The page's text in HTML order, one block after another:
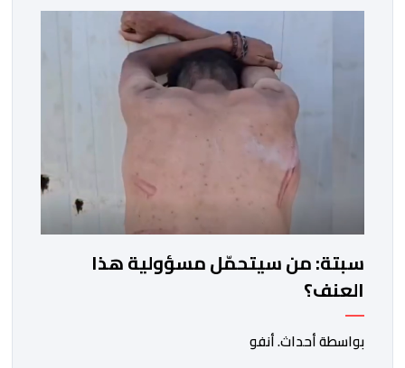
سبتة: من سيتحمّل مسؤولية هذا
العنف؟
بواسطة أحداث. أنفو